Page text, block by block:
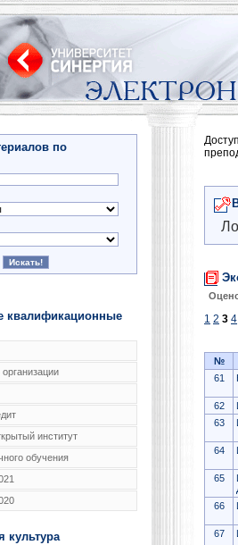
по
квалификационные
институт
обучения
культура
1 2 3 4
№
61
62
63
64
65
66
67